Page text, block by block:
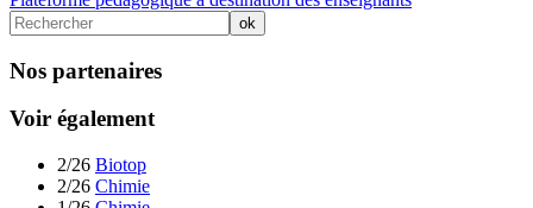
Nos partenaires
Voir également
2/26 Biotop
2/26 Chimie